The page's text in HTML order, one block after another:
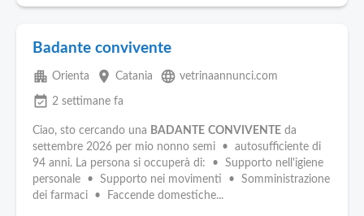
Badante convivente
apartment Orienta place Catania language vetrinaannunci.com
event_available 2 settimane fa
Ciao, sto cercando una BADANTE CONVIVENTE da
settembre 2026 per mio nonno semi • autosufficiente di
94 anni. La persona si occuperà di: • Supporto nell'igiene
personale • Supporto nei movimenti • Somministrazione
dei farmaci • Faccende domestiche...